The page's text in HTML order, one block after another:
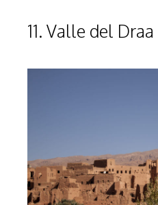
11. Valle del Draa